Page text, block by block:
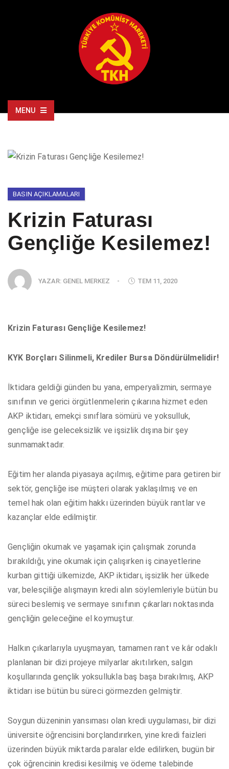
MENU
BASIN AÇIKLAMALARI
Krizin Faturası
Gençliğe Kesilemez!
YAZAR: GENEL MERKEZ - TEM 11, 2020
Krizin Faturası Gençliğe Kesilemez!
KYK Borçları Silinmeli, Krediler Bursa Döndürülmelidir!
İktidara geldiği günden bu yana, emperyalizmin, sermaye
sınıfının ve gerici örgütlenmelerin çıkarına hizmet eden
AKP iktidarı, emekçi sınıflara sömürü ve yoksulluk,
gençliğe ise geleceksizlik ve işsizlik dışına bir şey
sunmamaktadır.
Eğitim her alanda piyasaya açılmış, eğitime para getiren bir
sektör, gençliğe ise müşteri olarak yaklaşılmış ve en
temel hak olan eğitim hakkı üzerinden büyük rantlar ve
kazançlar elde edilmiştir.
Gençliğin okumak ve yaşamak için çalışmak zorunda
bırakıldığı, yine okumak için çalışırken iş cinayetlerine
kurban gittiği ülkemizde, AKP iktidarı, işsizlik her ülkede
var, belesçiliğe alışmayın kredi alın söylemleriyle bütün bu
süreci beslemiş ve sermaye sınıfının çıkarları noktasında
gençliğin geleceğine el koymuştur.
Halkın çıkarlarıyla uyuşmayan, tamamen rant ve kâr odaklı
planlanan bir dizi projeye milyarlar akıtılırken, salgın
koşullarında gençlik yoksullukla baş başa bırakılmış, AKP
iktidarı ise bütün bu süreci görmezden gelmiştir.
Soygun düzeninin yansıması olan kredi uygulaması, bir dizi
üniversite öğrencisini borçlandırırken, yine kredi faizleri
üzerinden büyük miktarda paralar elde edilirken, bugün bir
çok öğrencinin kredisi kesilmiş ve ödeme talebinde